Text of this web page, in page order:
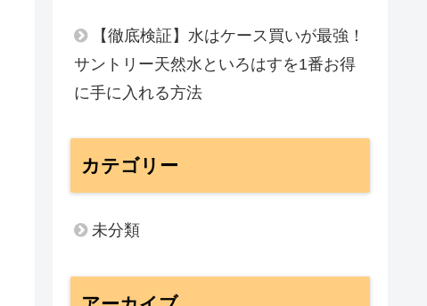
【徹底検証】水はケース買いが最強！
サントリー天然水といろはすを1番お得
に手に入れる方法
カテゴリー
未分類